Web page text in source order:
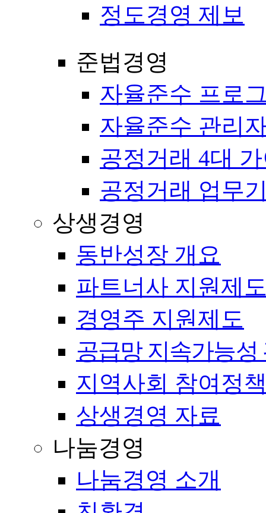
정도경영 제보
준법경영
자율준수 프로
자율준수 관리
공정거래 4대
공정거래 업무
상생경영
동반성장 개요
파트너사 지원제
경영주 지원제도
공급망 지속가능성
지역사회 참여정
상생경영 자료
나눔경영
나눔경영 소개